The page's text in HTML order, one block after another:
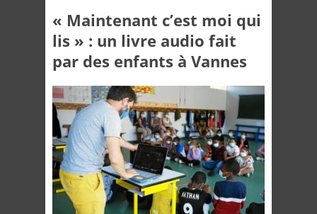
« Maintenant c’est moi qui
lis » : un livre audio fait
par des enfants à Vannes